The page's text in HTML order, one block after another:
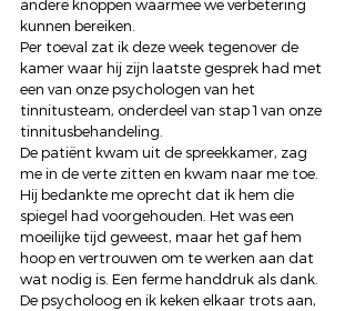
andere knoppen waarmee we verbetering
kunnen bereiken.
Per toeval zat ik deze week tegenover de
kamer waar hij zijn laatste gesprek had met
een van onze psychologen van het
tinnitusteam, onderdeel van stap 1 van onze
tinnitusbehandeling.
De patiënt kwam uit de spreekkamer, zag
me in de verte zitten en kwam naar me toe.
Hij bedankte me oprecht dat ik hem die
spiegel had voorgehouden. Het was een
moeilijke tijd geweest, maar het gaf hem
hoop en vertrouwen om te werken aan dat
wat nodig is. Een ferme handdruk als dank.
De psycholoog en ik keken elkaar trots aan,